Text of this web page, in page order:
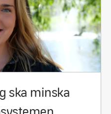
ska minska